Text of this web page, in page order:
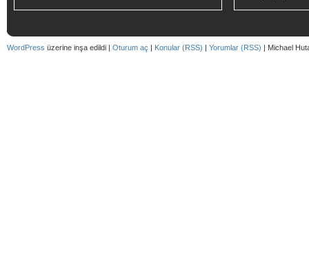
WordPress üzerine inşa edildi | Oturum aç | Konular (RSS) | Yorumlar (RSS) | Michael